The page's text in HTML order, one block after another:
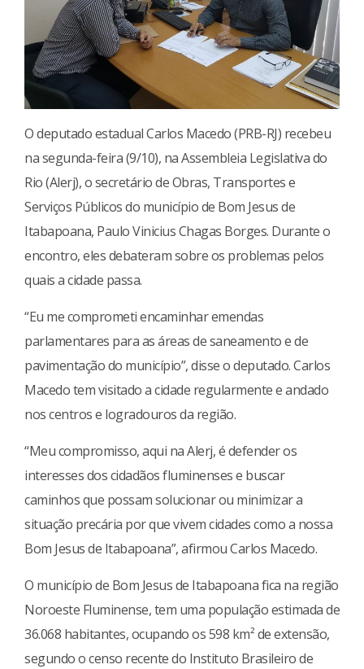
O deputado estadual Carlos Macedo (PRB-RJ) recebeu
na segunda-feira ​(​9/10), na Assembleia Legislativa do
Rio (Alerj), o secretário de Obras, Transportes e
Serviços Públicos do município de Bom Jesus de
Itabapoana, Paulo Vinicius Chagas Borges. Durante o
encontro, eles debateram sobre os problemas pelos
quais a cidade passa.
“Eu me comprometi encaminhar emendas
parlamentares para as áreas de saneamento e de
pavimentação do município”, disse o deputado. Carlos
Macedo tem visitado a cidade regularmente e andado
nos centros e logradouros da região.
“Meu compromisso, aqui na Alerj, é defender os
interesses dos cidadãos fluminenses e buscar
caminhos que possam solucionar ou minimizar a
situação precária por que vivem cidades como a nossa
Bom Jesus de Itabapoana”, ​afirmou​ Carlos Macedo.
O município de Bom Jesus de Itabapoana fica na região
Noroeste Fluminense, tem uma população estimada de
36.068 habitantes, ocupando os 598 km² de extensão,
segundo o censo ​recente​ ​do Instituto Brasileiro de